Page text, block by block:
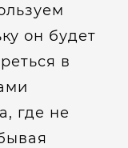
он будет
в
где не